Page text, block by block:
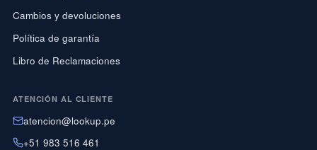
Cambios y devoluciones
Política de garantía
Libro de Reclamaciones
ATENCIÓN AL CLIENTE
atencion@lookup.pe
+51 983 516 461